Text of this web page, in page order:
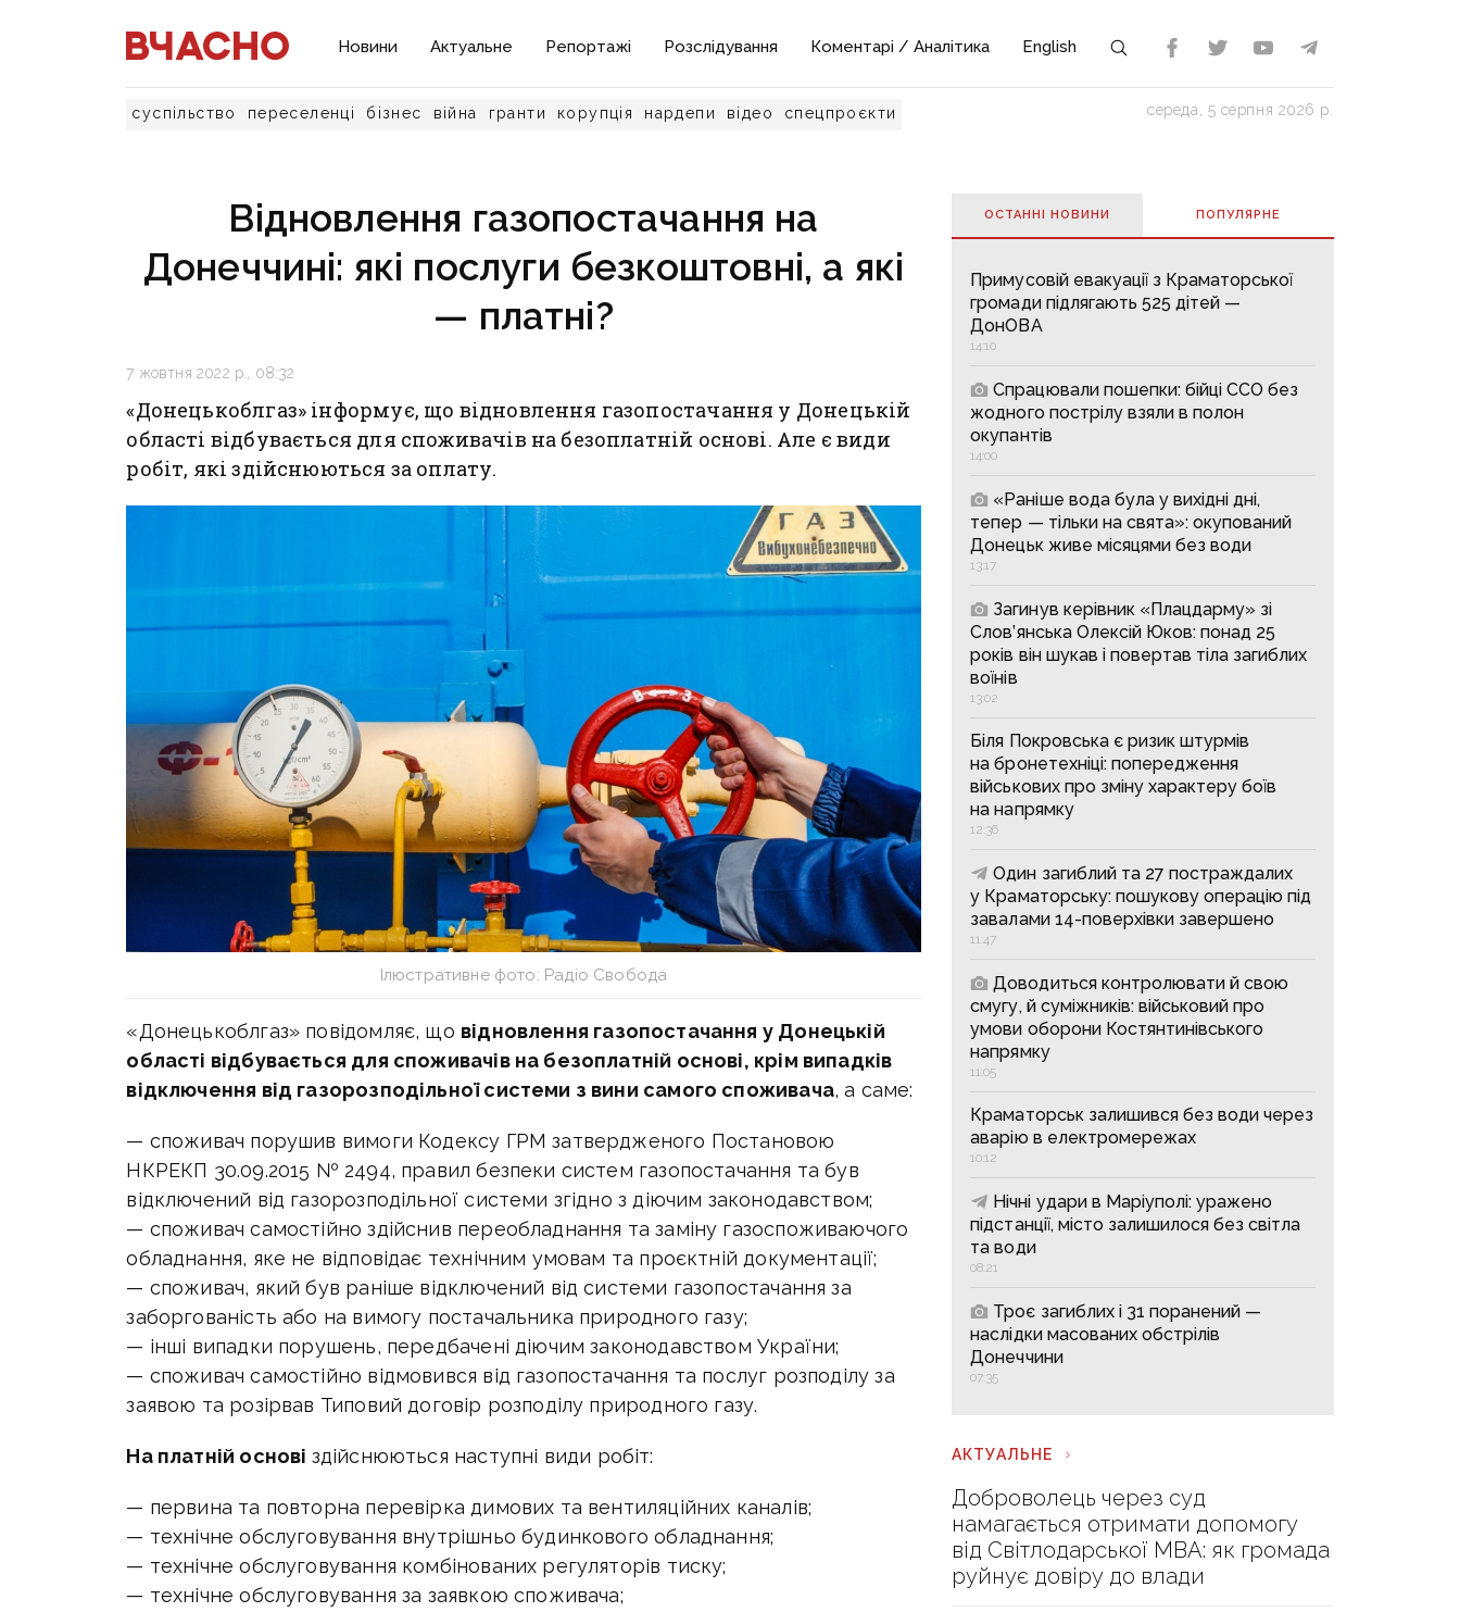
Новини Актуальне Репортажі Розслідування Коментарі / Аналітика English
суспільство переселенці бізнес війна гранти корупція нардепи відео спецпроєкти середа, 5 серпня 2026 р.
Відновлення газопостачання на
Донеччині: які послуги безкоштовні, а які
— платні?
7 жовтня 2022 р., 08:32
«Донецькоблгаз» інформує, що відновлення газопостачання у Донецькій
області відбувається для споживачів на безоплатній основі. Але є види
робіт, які здійснюються за оплату.
Ілюстративне фото: Радіо Свобода
«Донецькоблгаз» повідомляє, що відновлення газопостачання у Донецькій
області відбувається для споживачів на безоплатній основі, крім випадків
відключення від газорозподільної системи з вини самого споживача, а саме:
— споживач порушив вимоги Кодексу ГРМ затвердженого Постановою
НКРЕКП 30.09.2015 № 2494, правил безпеки систем газопостачання та був
відключений від газорозподільної системи згідно з діючим законодавством;
— споживач самостійно здійснив переобладнання та заміну газоспоживаючого
обладнання, яке не відповідає технічним умовам та проєктній документації;
— споживач, який був раніше відключений від системи газопостачання за
заборгованість або на вимогу постачальника природного газу;
— інші випадки порушень, передбачені діючим законодавством України;
— споживач самостійно відмовився від газопостачання та послуг розподілу за
заявою та розірвав Типовий договір розподілу природного газу.
На платній основі здійснюються наступні види робіт:
— первина та повторна перевірка димових та вентиляційних каналів;
— технічне обслуговування внутрішньо будинкового обладнання;
— технічне обслуговування комбінованих регуляторів тиску;
— технічне обслуговування за заявкою споживача;
ОСТАННІ НОВИНИ ПОПУЛЯРНE
Примусовій евакуації з Краматорської
громади підлягають 525 дітей —
ДонОВА
14:10
Спрацювали пошепки: бійці ССО без
жодного пострілу взяли в полон
окупантів
14:00
«Раніше вода була у вихідні дні,
тепер — тільки на свята»: окупований
Донецьк живе місяцями без води
13:17
Загинув керівник «Плацдарму» зі
Слов’янська Олексій Юков: понад 25
років він шукав і повертав тіла загиблих
воїнів
13:02
Біля Покровська є ризик штурмів
на бронетехніці: попередження
військових про зміну характеру боїв
на напрямку
12:36
Один загиблий та 27 постраждалих
у Краматорську: пошукову операцію під
завалами 14-поверхівки завершено
11:47
Доводиться контролювати й свою
смугу, й суміжників: військовий про
умови оборони Костянтинівського
напрямку
11:05
Краматорськ залишився без води через
аварію в електромережах
10:12
Нічні удари в Маріуполі: уражено
підстанції, місто залишилося без світла
та води
08:21
Троє загиблих і 31 поранений —
наслідки масованих обстрілів
Донеччини
07:35
АКТУАЛЬНЕ
Доброволець через суд
намагається отримати допомогу
від Світлодарської МВА: як громада
руйнує довіру до влади